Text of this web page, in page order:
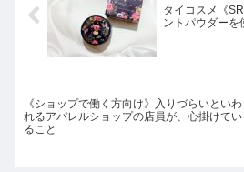
タイコスメ《
ントパウダーを
《ショップで働く方向け》入りづらいといわ
れるアパレルショップの店員が、心掛けてい
ること